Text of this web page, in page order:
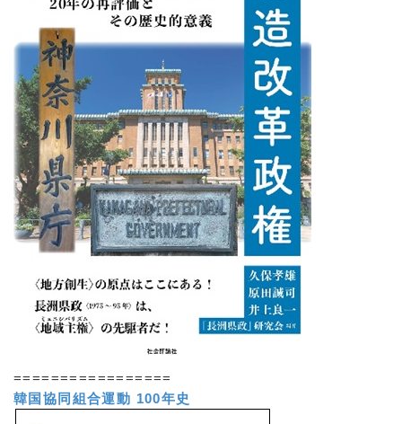
=================
韓国協同組合運動 100年史